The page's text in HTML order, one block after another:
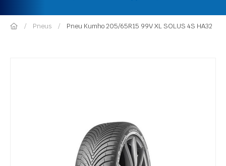
Pneus Pneu Kumho 205/65R15 99V XL SOLUS 4S HA32